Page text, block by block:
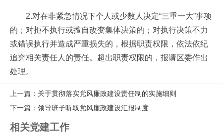
2.对在非紧急情况下个人或少数人决定“三重一大”事项
的；对拒不执行或擅自改变集体决策的；对执行决策不力
或错误执行并造成严重损失的，根据职责权限，依法依纪
追究相关责任人的责任。超出职责权限的，报请区委作出
处理。
上一篇：关于贯彻落实党风廉政建设责任制的实施细则
下一篇：领导班子听取党风廉政建设汇报制度
相关党建工作